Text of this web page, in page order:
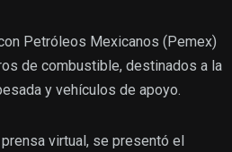
Petróleos Mexicanos (Pemex)
de combustible, destinados a la
y vehículos de apoyo.
virtual, se presentó el